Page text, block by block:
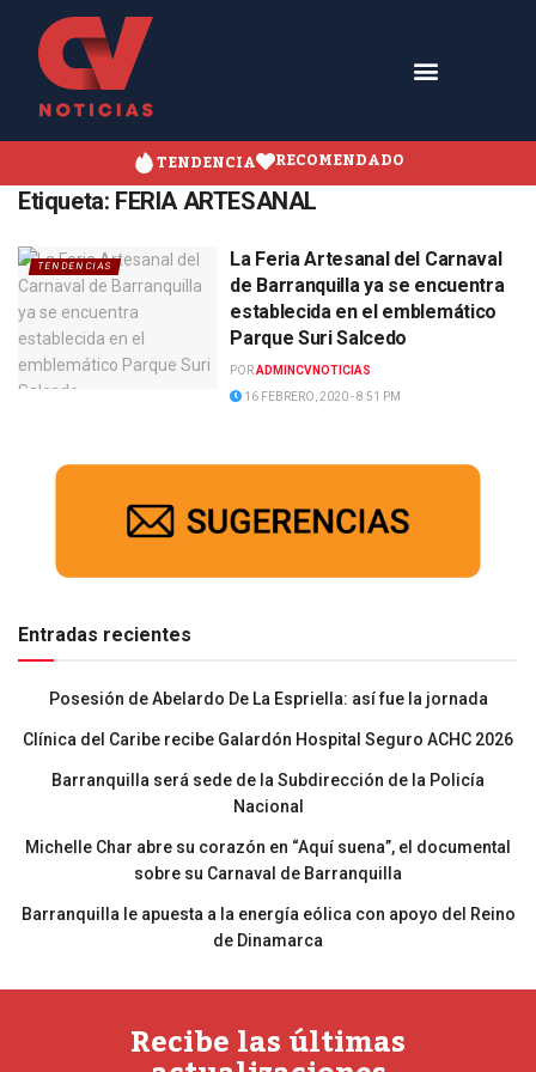
TENDENCIA RECOMENDADO
Etiqueta: FERIA ARTESANAL
TENDENCIAS
La Feria Artesanal del Carnaval
de Barranquilla ya se encuentra
establecida en el emblemático
Parque Suri Salcedo
PORADMINCVNOTICIAS
16 FEBRERO, 2020 - 8:51 PM
Entradas recientes
Posesión de Abelardo De La Espriella: así fue la jornada
Clínica del Caribe recibe Galardón Hospital Seguro ACHC 2026
Barranquilla será sede de la Subdirección de la Policía
Nacional
Michelle Char abre su corazón en “Aquí suena”, el documental
sobre su Carnaval de Barranquilla
Barranquilla le apuesta a la energía eólica con apoyo del Reino
de Dinamarca
Recibe las últimas